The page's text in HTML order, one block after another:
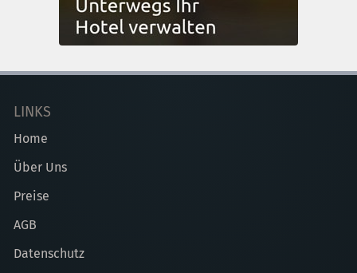
LINKS
Home
Über Uns
Preise
AGB
Datenschutz